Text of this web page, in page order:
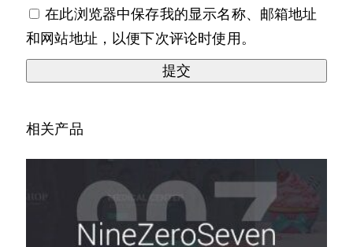
在此浏览器中保存我的显示名称、邮箱地址
和网站地址，以便下次评论时使用。
相关产品